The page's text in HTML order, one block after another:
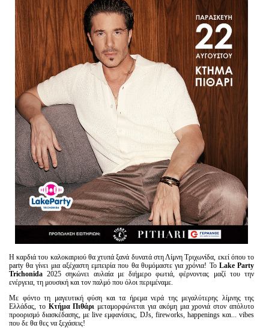
Η καρδιά του καλοκαιριού θα χτυπά ξανά δυνατά στη Λίμνη Τριχωνίδα, εκεί όπου το
party θα γίνει μια αξέχαστη εμπειρία που θα θυμόμαστε για χρόνια! Το Lake Party
Trichonida 2025 σηκώνει αυλαία με διήμερο φωτιά, φέρνοντας μαζί του την
ενέργεια, τη μουσική και τον παλμό που όλοι περιμέναμε.
Με φόντο τη μαγευτική φύση και τα ήρεμα νερά της μεγαλύτερης λίμνης της
Ελλάδας, το Κτήμα Πιθάρι μεταμορφώνεται για ακόμη μια χρονιά στον απόλυτο
προορισμό διασκέδασης, με live εμφανίσεις, DJs, fireworks, happenings και... vibes
που δε θα θες να ξεχάσεις!